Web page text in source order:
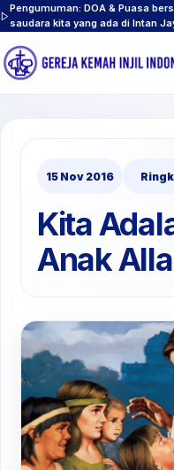
Pengumuman: DOA & Puasa
saudara kita yang ada di Intan
15 Nov 2016
Kita
Anak